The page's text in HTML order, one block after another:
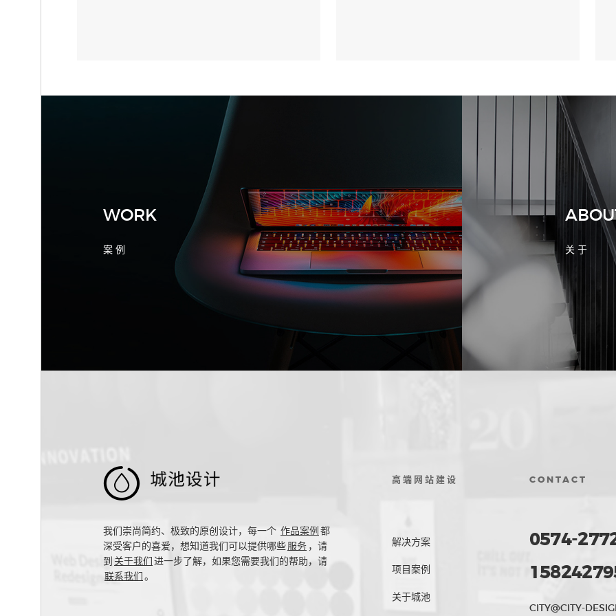
宁波制造业网站建设公司怎么选？先看
WORK
案 例 关 于

我们崇尚简约、极致的原创设计，每一个 作品案例 都
深受客户的喜爱，想知道我们可以提供哪些 服务 ，请
到 关于我们 进一步了解，如果您需要我们的帮助，请
联系我们 。
高端网站建设
解决方案
项目案例
关于城池
CONTACT
0574-
CITY@CITY-